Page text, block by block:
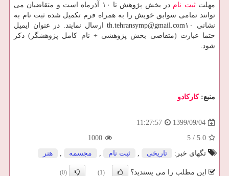
مهلتثبت نام
در بخش پژوهش تا ۱۰ آذرماه است و متقاضیان می
توانند تمامی سوابق خویش را به همراه فرم تکمیل شده ثبت نام به
نشانی th.tehransymp@gmail.com۱۰ ارسال نمایند. در عنوان ایمیل
حتما عبارت (متقاضی بخش پژوهشی + نام کامل پژوهشگر) ذکر
شود.
منبع:كاركادو
1399/09/04
11:27:57
5.0
/
5
1000
تگهای خبر:
تاریخی , ثبت نام , مجسمه , هنر
این مطلب را می پسندید؟ (1)
(0)